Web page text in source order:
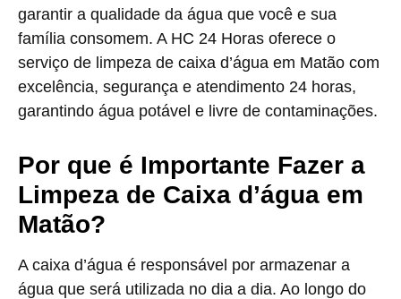
garantir a qualidade da água que você e sua
família consomem. A HC 24 Horas oferece o
serviço de limpeza de caixa d’água em Matão com
excelência, segurança e atendimento 24 horas,
garantindo água potável e livre de contaminações.
Por que é Importante Fazer a
Limpeza de Caixa d’água em
Matão?
A caixa d’água é responsável por armazenar a
água que será utilizada no dia a dia. Ao longo do